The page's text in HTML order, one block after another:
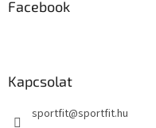
Facebook
Kapcsolat
sportfit@sportfit.hu